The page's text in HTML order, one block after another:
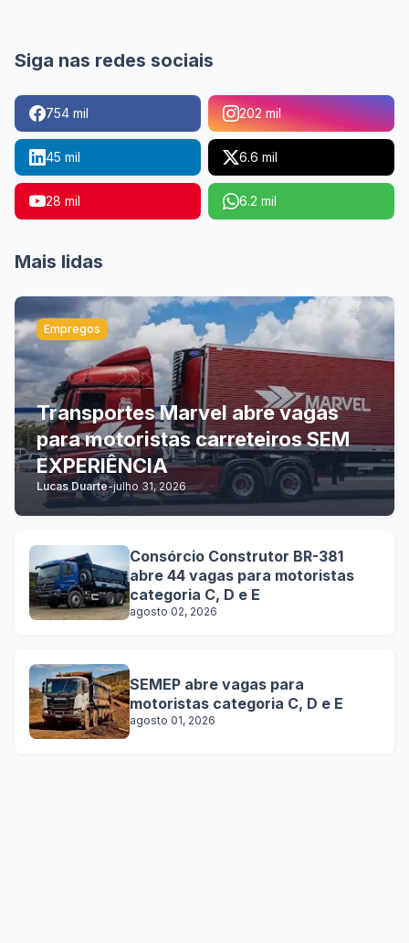
Siga nas redes sociais
754 mil 202 mil
45 mil 6.6 mil
28 mil 6.2 mil
Mais lidas
Empregos
Transportes Marvel abre vagas
para motoristas carreteiros SEM
EXPERIÊNCIA
Lucas Duarte-julho 31, 2026
Consórcio Construtor BR-381
abre 44 vagas para motoristas
categoria C, D e E
agosto 02, 2026
SEMEP abre vagas para
motoristas categoria C, D e E
agosto 01, 2026